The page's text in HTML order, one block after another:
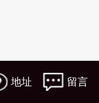
地址 留言